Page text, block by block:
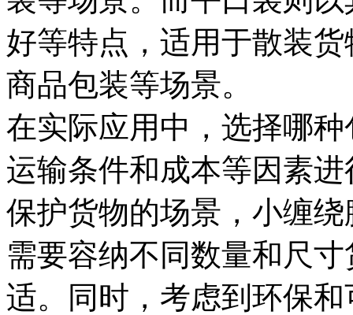
好等特点，适用于散装
商品包装等场景。
在实际应用中，选择哪
运输条件和成本等因素
保护货物的场景，小缠
需要容纳不同数量和尺
适。同时，考虑到环保